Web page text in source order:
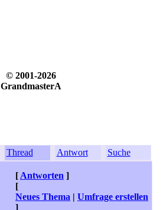
© 2001-2026
GrandmasterA
Thread Antwort
Suche
[ Antworten ]
[
Neues Thema | Umfrage erstellen
]